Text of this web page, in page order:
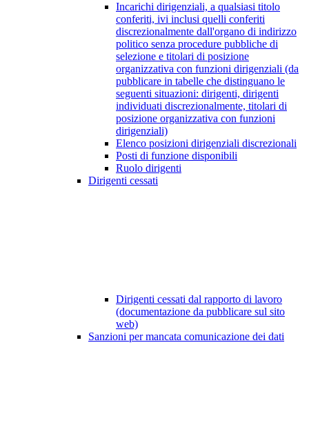
Incarichi dirigenziali, a qualsiasi titolo
conferiti, ivi inclusi quelli conferiti
discrezionalmente dall'organo di indirizzo
politico senza procedure pubbliche di
selezione e titolari di posizione
organizzativa con funzioni dirigenziali (da
pubblicare in tabelle che distinguano le
seguenti situazioni: dirigenti, dirigenti
individuati discrezionalmente, titolari di
posizione organizzativa con funzioni
dirigenziali)
Elenco posizioni dirigenziali discrezionali
Posti di funzione disponibili
Ruolo dirigenti
Dirigenti cessati
Dirigenti cessati dal rapporto di lavoro
(documentazione da pubblicare sul sito
web)
Sanzioni per mancata comunicazione dei dati